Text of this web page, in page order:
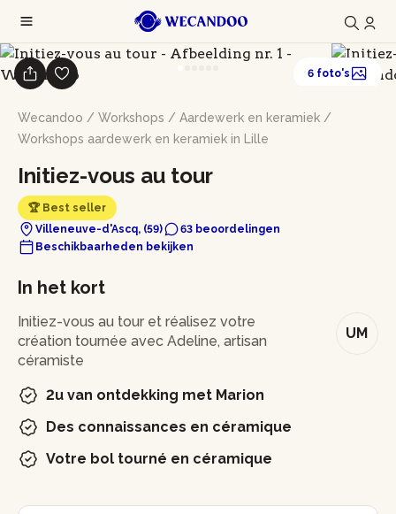
Wecandoo / Workshops / Aardewerk en keramiek /
Workshops aardewerk en keramiek in Lille
Initiez-vous au tour
🏆 Best seller
Villeneuve-d'Ascq, (59)
63 beoordelingen
Beschikbaarheden bekijken
6 foto's
In het kort
UM
Initiez-vous au tour et réalisez votre
création tournée avec Adeline, artisan
céramiste
2u van ontdekking met Marion
Des connaissances en céramique
Votre bol tourné en céramique